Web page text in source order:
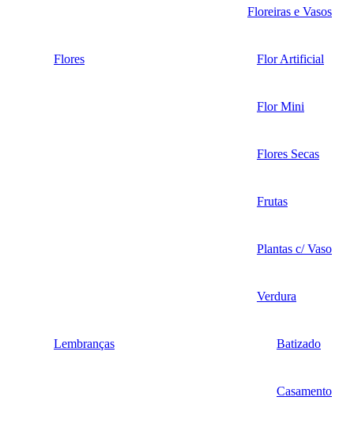
Floreiras e Vasos
Flores Flor Artificial
Flor Mini
Flores Secas
Frutas
Plantas c/ Vaso
Verdura
Lembranças Batizado
Casamento